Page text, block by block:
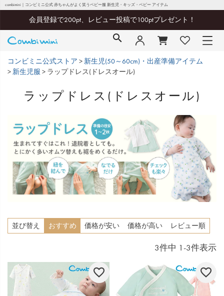
combimini｜コンビミニ公式 赤ちゃんがよく笑うベビー服 新生児・キッズ・ベビー アイテム
会員登録で200pt、レビュー投稿で100ptプレゼント！
コンビミニ公式ストア
新生児(50～60cm)・出産準備アイテム
新生児服
ラップドレス(ドレスオール)
ラップドレス(ドレスオール)
並び替え おすすめ 価格が安い 価格が高い レビュー順
3件中 1 -3件表示